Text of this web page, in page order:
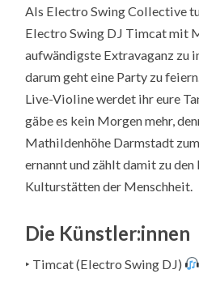
Als Electro Swing Collective
Electro Swing DJ Timcat mit
aufwändigste Extravaganz zu
darum geht eine Party zu
Live-Violine werdet ihr eure
gäbe es kein Morgen mehr,
Mathildenhöhe Darmstadt
ernannt und zählt damit zu
Kulturstätten der Menschheit.
Die Künstler:innen
‣ Timcat (Electro Swing DJ)